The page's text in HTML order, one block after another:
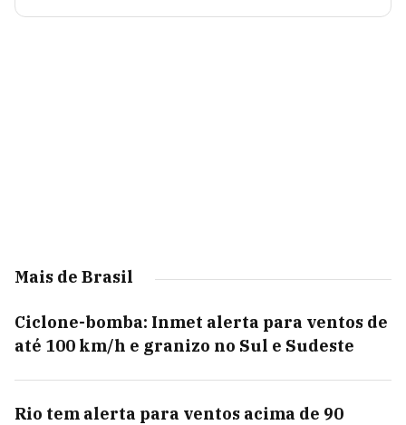
Mais de Brasil
Ciclone-bomba: Inmet alerta para ventos de
até 100 km/h e granizo no Sul e Sudeste
Rio tem alerta para ventos acima de 90